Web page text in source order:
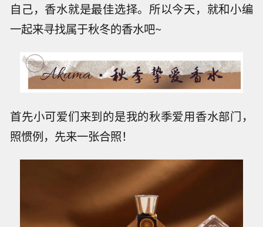
自己，香水就是最佳选择。所以今天，就和小编
一起来寻找属于秋冬的香水吧~
首先小可爱们来到的是我的秋季爱用香水部门，
照惯例，先来一张合照！